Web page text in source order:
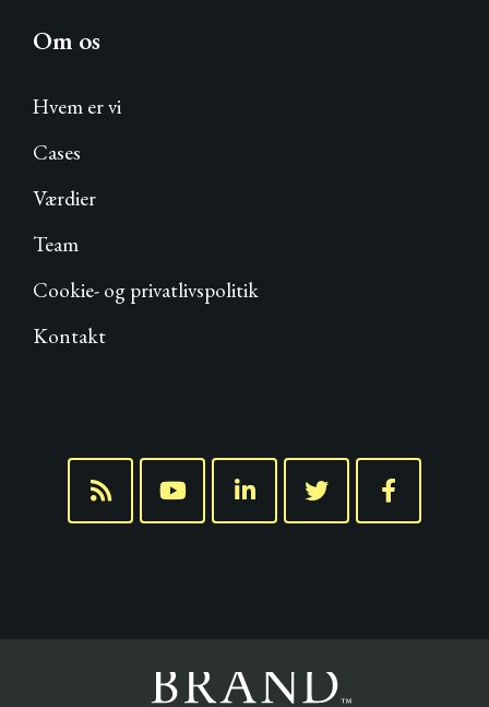
Om os
Hvem er vi
Cases
Værdier
Team
Cookie- og privatlivspolitik
Kontakt